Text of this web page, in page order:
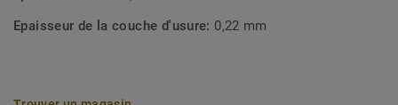
Epaisseur de la couche d'usure: 0,22 mm